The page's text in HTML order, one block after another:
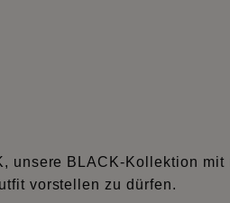
unsere BLACK-Kollektion mit
vorstellen zu dürfen.